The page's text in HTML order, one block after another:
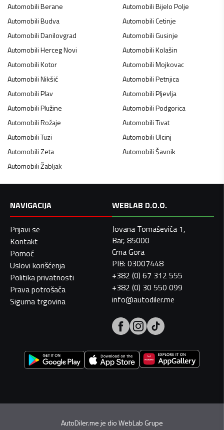
AutomobiliBerane AutomobiliBijelo Polje
AutomobiliBudva AutomobiliCetinje
AutomobiliDanilovgrad AutomobiliGusinje
AutomobiliHerceg Novi AutomobiliKolašin
AutomobiliKotor AutomobiliMojkovac
AutomobiliNikšić AutomobiliPetnjica
AutomobiliPlav AutomobiliPljevlja
AutomobiliPlužine AutomobiliPodgorica
AutomobiliRožaje AutomobiliTivat
AutomobiliTuzi AutomobiliUlcinj
AutomobiliZeta AutomobiliŠavnik
AutomobiliŽabljak
NAVIGACIJA
Prijavi se
Kontakt
Pomoć
Uslovi korišćenja
Politika privatnosti
Prava potrošača
Sigurna trgovina
WEBLAB D.O.O.
Jovana Tomaševića 1,
Bar, 85000
Crna Gora
PIB: 03007448
+382 (0) 67 312 555
+382 (0) 30 550 099
info@autodiler.me
AutoDiler.me je dioWebLab Grupe